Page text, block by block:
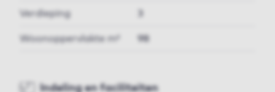
Verdieping
Woonoppervlakte m² 98
Indeling en faciliteiten